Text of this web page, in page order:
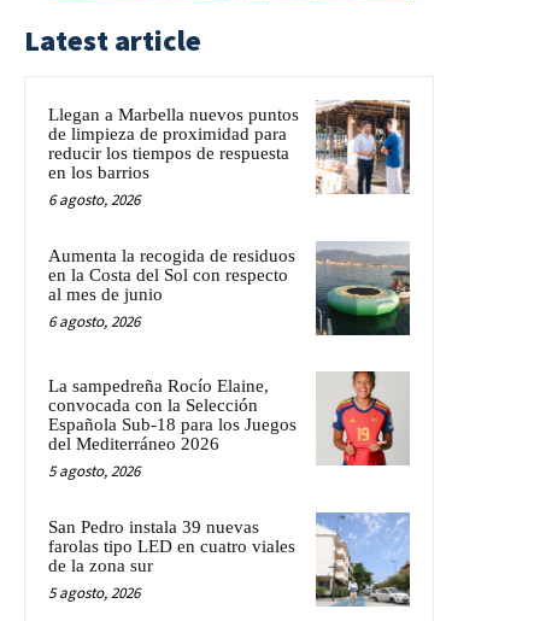
Latest article
Llegan a Marbella nuevos puntos
de limpieza de proximidad para
reducir los tiempos de respuesta
en los barrios
6 agosto, 2026
Aumenta la recogida de residuos
en la Costa del Sol con respecto
al mes de junio
6 agosto, 2026
La sampedreña Rocío Elaine,
convocada con la Selección
Española Sub-18 para los Juegos
del Mediterráneo 2026
5 agosto, 2026
San Pedro instala 39 nuevas
farolas tipo LED en cuatro viales
de la zona sur
5 agosto, 2026